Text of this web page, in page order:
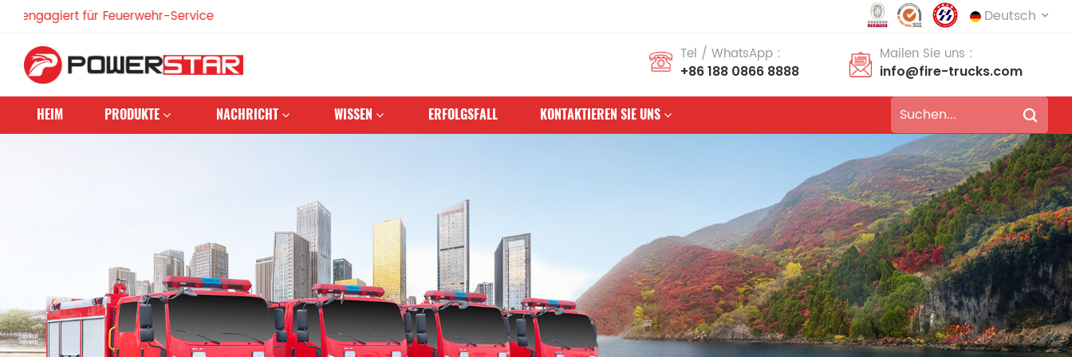
für Feuerwehr-Service Deutsch
Deutsch
italiano español
português Nederlands
العربية 日本語
한국의 Türkçe
Melayu ไทย
Tiếng Việt Indonesia
Tel / WhatsApp :
+86 188 0866 8888
Mailen Sie uns :
info@fire-trucks.com
HEIM PRODUKTE NACHRICHT WISSEN ERFOLGSFALL KONTAKTIEREN SIE UNS